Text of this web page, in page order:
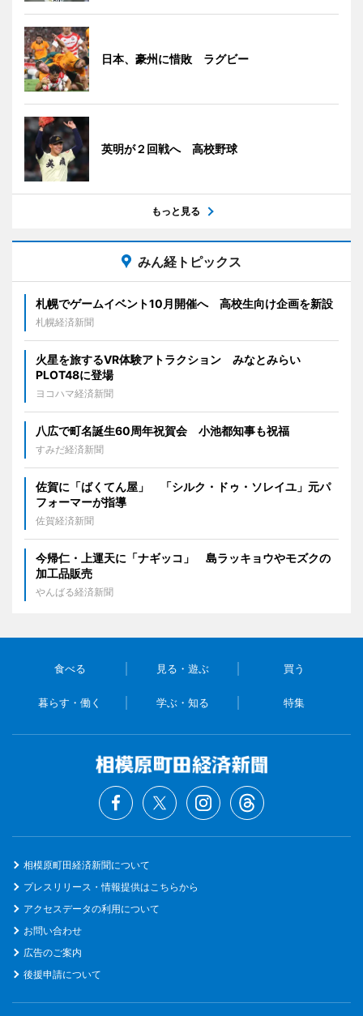
日本、豪州に惜敗 ラグビー
英明が２回戦へ 高校野球
もっと見る
みん経トピックス
札幌でゲームイベント10月開催へ 高校生向け企画を新設
札幌経済新聞
火星を旅するVR体験アトラクション みなとみらい
PLOT48に登場
ヨコハマ経済新聞
八広で町名誕生60周年祝賀会 小池都知事も祝福
すみだ経済新聞
佐賀に「ばくてん屋」 「シルク・ドゥ・ソレイユ」元パ
フォーマーが指導
佐賀経済新聞
今帰仁・上運天に「ナギッコ」 島ラッキョウやモズクの
加工品販売
やんばる経済新聞
食べる 見る・遊ぶ 買う
暮らす・働く 学ぶ・知る 特集
相模原町田経済新聞について
プレスリリース・情報提供はこちらから
アクセスデータの利用について
お問い合わせ
広告のご案内
後援申請について